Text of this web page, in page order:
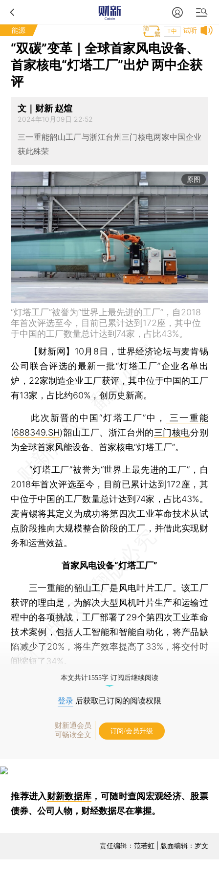
能源 试听
T中
“双碳”变革｜全球首家风电设备、
首家核电“灯塔工厂”出炉 两中企获
评
文｜财新 赵煊
2024年10月09日 22:52
三一重能韶山工厂与浙江台州三门核电两家中国企业
获此殊荣
原图
“灯塔工厂”被誉为“世界上最先进的工厂”，自2018
年首次评选至今，目前已累计达到172座，其中位
于中国的工厂数量总计达到74家，占比43%。
【财新网】 10月8日，世界经济论坛与麦肯锡
公司联合评选的最新一批“灯塔工厂”企业名单出
炉，22家制造企业工厂获评，其中位于中国的工厂
有13家，占比约60%，创历史新高。
此次新晋的中国“灯塔工厂”中，
三一重能
(688349.SH)韶山工厂、浙江台州的三门核电分别
为全球首家风能设备、首家核电“灯塔工厂”。
“灯塔工厂”被誉为“世界上最先进的工厂”，自
2018年首次评选至今，目前已累计达到172座，其
中位于中国的工厂数量总计达到74家，占比43%。
麦肯锡将其定义为成功将第四次工业革命技术从试
点阶段推向大规模整合阶段的工厂，并借此实现财
务和运营效益。
首家风电设备“灯塔工厂”
三一重能的韶山工厂是风电叶片工厂。该工厂
获评的理由是，为解决大型风机叶片生产和运输过
程中的各项挑战，工厂部署了29个第四次工业革命
技术案例，包括人工智能和智能自动化，将产品缺
陷减少了20%，将生产效率提高了33%，将交付时
间缩短了34%。
本文共计1555字 订阅后继续阅读
登录 后获取已订阅的阅读权限
财新通会员
可畅读全文
订阅/会员升级
推荐进入财新数据库 ，可随时查阅宏观经济、股票
债券、公司人物，财经数据尽在掌握。
责任编辑：范若虹 | 版面编辑：罗文